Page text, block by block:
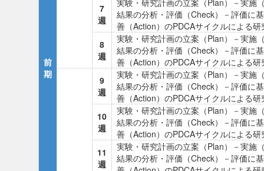
前
期
7
週
実験・研究計画の立案（Plan）－実施
結果の分析・評価（Check）－評価に
善（Action）のPDCAサイクルによる研
8
週
実験・研究計画の立案（Plan）－実施
結果の分析・評価（Check）－評価に
善（Action）のPDCAサイクルによる研
9
週
実験・研究計画の立案（Plan）－実施
結果の分析・評価（Check）－評価に
善（Action）のPDCAサイクルによる研
10
週
実験・研究計画の立案（Plan）－実施
結果の分析・評価（Check）－評価に
善（Action）のPDCAサイクルによる研
11
週
実験・研究計画の立案（Plan）－実施
結果の分析・評価（Check）－評価に